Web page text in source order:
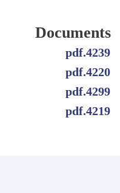
Documents
4239.pdf
4220.pdf
4299.pdf
4219.pdf